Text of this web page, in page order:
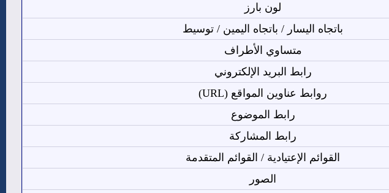
لون بارز
باتجاه اليسار / باتجاه اليمين / توسيط
متساوي الأطراف
رابط البريد الإلكتروني
روابط عناوين المواقع (URL)
رابط الموضوع
رابط المشاركة
القوائم الإعتيادية / القوائم المتقدمة
الصور